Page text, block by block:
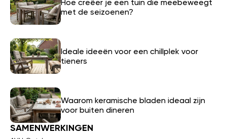
Hoe creëer je een tuin die meebeweegt
met de seizoenen?
Ideale ideeën voor een chillplek voor
tieners
Waarom keramische bladen ideaal zijn
voor buiten dineren
SAMENWERKINGEN